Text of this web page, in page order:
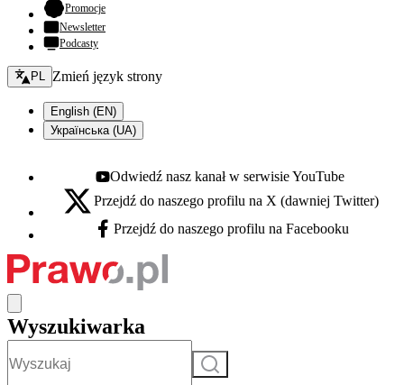
Promocje- otwiera się w nowej karcie
Newsletter
Podcasty
Zmień język - bieżący:
PL Zmień język strony
English (EN)
Українська (UA)
Youtube - otwiera się w nowej karcie
Odwiedź nasz kanał w serwisie YouTube
X - otwiera się w nowej karcie
Przejdź do naszego profilu na X (dawniej Twitter)
Facebook - otwiera się w nowej karcie
Przejdź do naszego profilu na Facebooku
Wyszukiwarka
Szukaj